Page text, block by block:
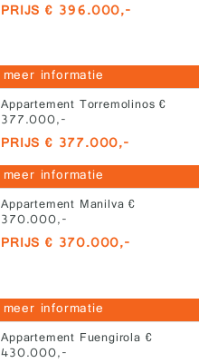
PRIJS € 396.000,-
meer informatie
Appartement Torremolinos €
377.000,-
PRIJS € 377.000,-
meer informatie
Appartement Manilva €
370.000,-
PRIJS € 370.000,-
meer informatie
Appartement Fuengirola €
430.000,-